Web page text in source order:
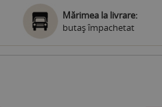
Mărimea la livrare:
butaş împachetat